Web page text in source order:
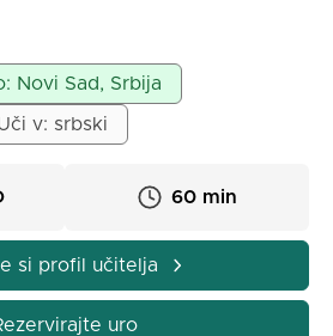
pa tudi s poučevanjem
in študente.
pri delu z učenci sta
dela.
Novi Sad, Srbija
v: srbski
60 min
si profil učitelja
uro